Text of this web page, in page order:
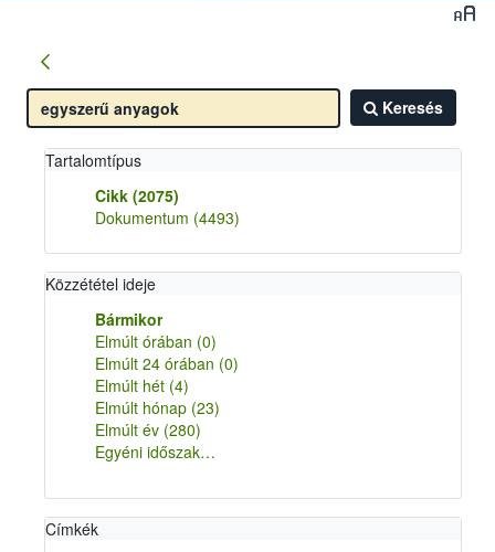
Keresés
Tartalomtípus
Cikk (2075)
Dokumentum (4493)
Közzététel ideje
Bármikor
Elmúlt órában (0)
Elmúlt 24 órában (0)
Elmúlt hét (4)
Elmúlt hónap (23)
Elmúlt év (280)
Egyéni időszak…
Címkék